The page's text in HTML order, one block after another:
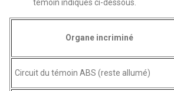
témoin indiqués ci-dessous.
Organe incriminé
Circuit du témoin ABS (reste allumé)